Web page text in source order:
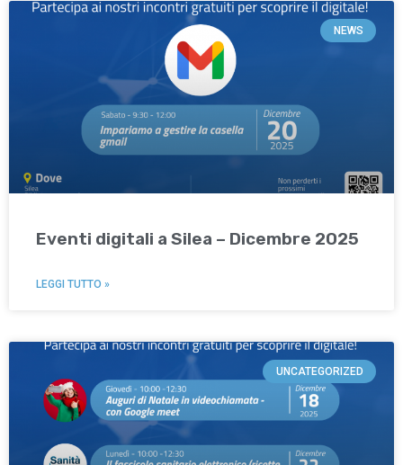
NEWS
Eventi digitali a Silea – Dicembre 2025
LEGGI TUTTO »
UNCATEGORIZED